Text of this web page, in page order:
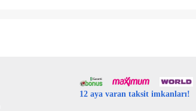
12 aya varan taksit imkanları!